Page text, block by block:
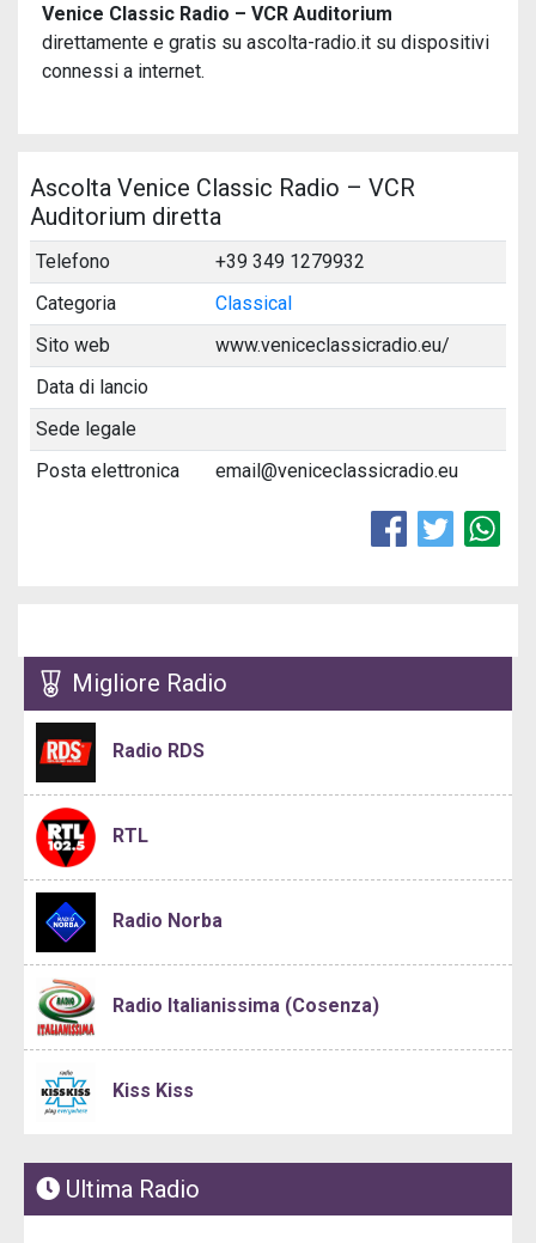
Venice Classic Radio – VCR Auditorium
direttamente e gratis su ascolta-radio.it su dispositivi
connessi a internet.
Ascolta Venice Classic Radio – VCR
Auditorium diretta
Telefono
+39 349 1279932
Categoria
Classical
Sito web
www.veniceclassicradio.eu/
Data di lancio
Sede legale
Posta elettronica
email@veniceclassicradio.eu
Migliore Radio
Radio RDS
RTL
Radio Norba
Radio Italianissima (Cosenza)
Kiss Kiss
Ultima Radio